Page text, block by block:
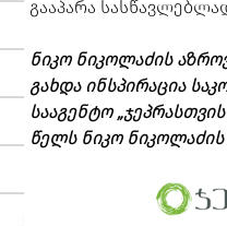
გააპარა
ნიკო ნიკოლაძის
გახდა ინსპირაცია
სააგენტო
წელს ნიკო ნიკოლაძის